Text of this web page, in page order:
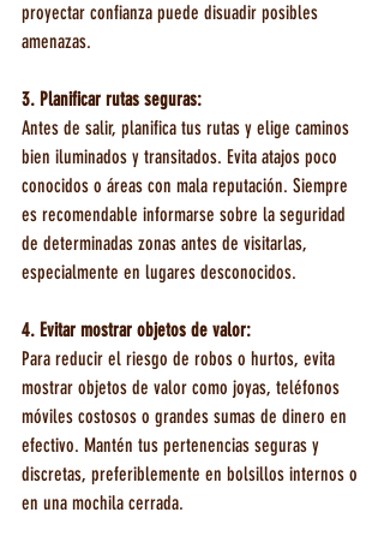
proyectar confianza puede disuadir posibles
amenazas.
3. Planificar rutas seguras:
Antes de salir, planifica tus rutas y elige caminos
bien iluminados y transitados. Evita atajos poco
conocidos o áreas con mala reputación. Siempre
es recomendable informarse sobre la seguridad
de determinadas zonas antes de visitarlas,
especialmente en lugares desconocidos.
4. Evitar mostrar objetos de valor:
Para reducir el riesgo de robos o hurtos, evita
mostrar objetos de valor como joyas, teléfonos
móviles costosos o grandes sumas de dinero en
efectivo. Mantén tus pertenencias seguras y
discretas, preferiblemente en bolsillos internos o
en una mochila cerrada.